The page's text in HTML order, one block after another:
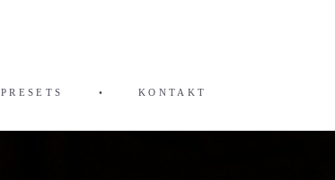
PRESETS • KONTAKT